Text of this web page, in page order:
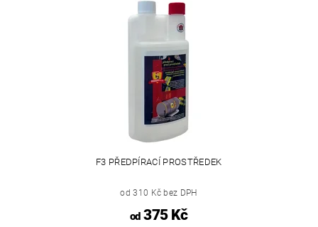
F3 PŘEDPÍRACÍ PROSTŘEDEK
od 310 Kč bez DPH
od375 Kč